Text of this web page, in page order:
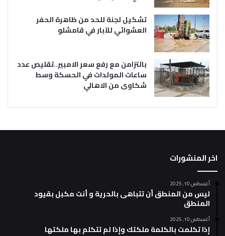
تشكيل لجنة للحد من ظاهرة الحفر
العشوائي للآبار في قامشلو
بالتزامن مع رفع سعر الامبير..تقليص عدد
ساعات المولدات في الحسكة وسط
شكاوى من الاهالي
اخر المنشورات
أغسطس 10, 2025
ليس من المنطق أن تتباهى بالحرية و أنت مكبل بقيود
المنطق
أغسطس 10, 2025
إذا تكلمت بالكلمة ملكتك وإذا لم تتكلم بها ملكتها